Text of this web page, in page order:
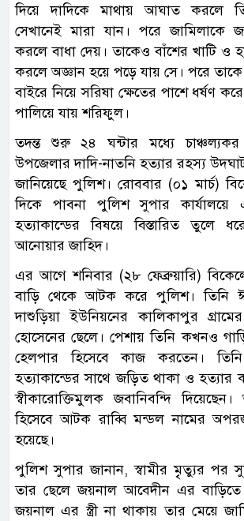
দিয়ে দাদিকে মাথায় আঘাত করলে
সেখানেই মারা যান। পরে জামিলাকে
করলে বাধা দেয়। তাকেও বাঁশের খাটি ও
করলে অজ্ঞান হয়ে পড়ে যায় সে। পরে তাকে
বাইরে নিয়ে সরিষা ক্ষেতের পাশে ধর্ষণ
পালিয়ে যায় শরিফুল।
তদন্ত শুরু ২৪ ঘন্টার মধ্যে চাঞ্চল্যকর
উপজেলার দাদি-নাতনি হত্যার রহস্য
জানিয়েছে পুলিশ। রোববার (০১ মার্চ)
দিকে পাবনা পুলিশ সুপার কার্যালয়ে
হত্যাকান্ডের বিষয়ে বিস্তারিত তুলে
আনোয়ার জাহিদ।
এর আগে শনিবার (২৮ ফেব্রুয়ারি)
বাড়ি থেকে আটক করে পুলিশ। তিনি
দাশুড়িয়া ইউনিয়নের কালিকাপুর
হোসেনের ছেলে। পেশায় তিনি কখনও
হেলপার হিসেবে কাজ করতেন।
হত্যাকান্ডের সাথে জড়িত থাকা ও হত্যার
স্বীকারোক্তিমুলক জবানিবন্দি
হিসেবে আটক রাব্বি মন্ডল নামের
হয়েছে।
পুলিশ সুপার জানান, স্বামীর মৃৃত্যুর পর
তার ছেলে জয়নাল আবেদীন এর
জয়নাল এর স্ত্রী না থাকায় তার মেয়ে